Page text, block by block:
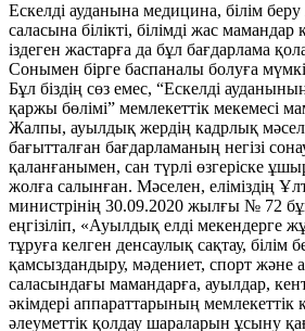
Ескелді ауданына медицина, білім
саласына білікті, білімді жас
іздеген жастарға да бұл бағдарлама
Сонымен бірге баспаналы болуға
Бұл біздің сөз емес, “Ескелді
қаржы бөлімі” мемлекеттік мекемесі
Жалпы, ауылдық жердің кадрлық
бағытталған бағдарламаның негізі
қаланғанымен, сан түрлі өзгеріске
жолға салынған. Мәселен, еліміздің
министрінің 30.09.2020 жылғы № 72
еңгізіліп, «Ауылдық елдi мекендерге
тұруға келген денсаулық сақтау, бiлiм
қамсыздандыру, мәдениет, спорт және
саласындағы мамандарға, ауылдар,
әкімдері аппараттарының мемлекеттік
әлеуметтік қолдау шараларын ұсыну